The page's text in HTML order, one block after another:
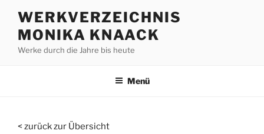
Inhalt
springen
WERKVERZEICHNIS
MONIKA KNAACK
Werke durch die Jahre bis heute
Menü
< zurück zur Übersicht